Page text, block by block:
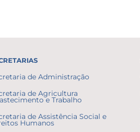
de Administração
de Agricultura
e Trabalho
de Assistência Social e
Humanos